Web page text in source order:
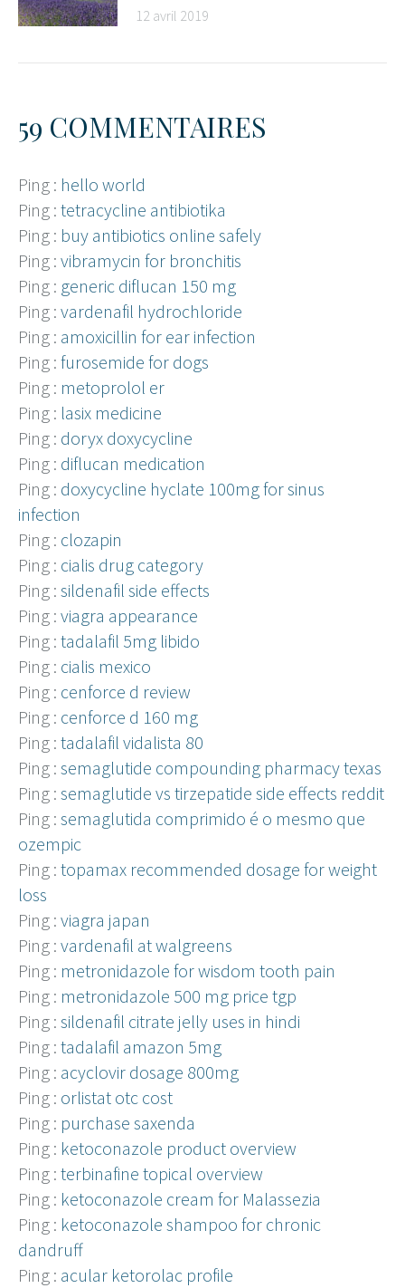
12 avril 2019
59 COMMENTAIRES
Ping : hello world
Ping : tetracycline antibiotika
Ping : buy antibiotics online safely
Ping : vibramycin for bronchitis
Ping : generic diflucan 150 mg
Ping : vardenafil hydrochloride
Ping : amoxicillin for ear infection
Ping : furosemide for dogs
Ping : metoprolol er
Ping : lasix medicine
Ping : doryx doxycycline
Ping : diflucan medication
Ping : doxycycline hyclate 100mg for sinus
infection
Ping : clozapin
Ping : cialis drug category
Ping : sildenafil side effects
Ping : viagra appearance
Ping : tadalafil 5mg libido
Ping : cialis mexico
Ping : cenforce d review
Ping : cenforce d 160 mg
Ping : tadalafil vidalista 80
Ping : semaglutide compounding pharmacy texas
Ping : semaglutide vs tirzepatide side effects reddit
Ping : semaglutida comprimido é o mesmo que
ozempic
Ping : topamax recommended dosage for weight
loss
Ping : viagra japan
Ping : vardenafil at walgreens
Ping : metronidazole for wisdom tooth pain
Ping : metronidazole 500 mg price tgp
Ping : sildenafil citrate jelly uses in hindi
Ping : tadalafil amazon 5mg
Ping : acyclovir dosage 800mg
Ping : orlistat otc cost
Ping : purchase saxenda
Ping : ketoconazole product overview
Ping : terbinafine topical overview
Ping : ketoconazole cream for Malassezia
Ping : ketoconazole shampoo for chronic
dandruff
Ping : acular ketorolac profile